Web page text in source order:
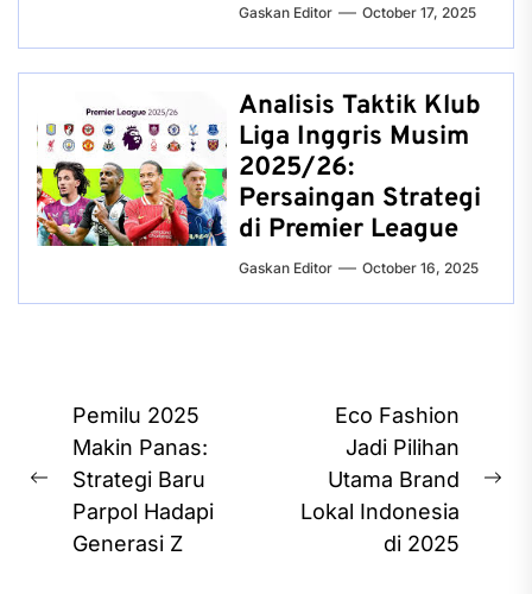
Gaskan Editor October 17, 2025
Analisis Taktik Klub
Liga Inggris Musim
2025/26:
Persaingan Strategi
di Premier League
Gaskan Editor October 16, 2025
Post
navigation
Previous
post:
Pemilu 2025
Makin Panas:
Strategi Baru
Parpol Hadapi
Generasi Z
Eco Fashion
Jadi Pilihan
Utama Brand
Lokal Indonesia
di 2025